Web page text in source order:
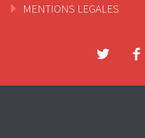
MENTIONS LEGALES